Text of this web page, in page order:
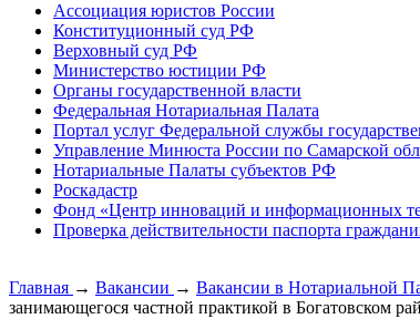
Ассоциация юристов России
Конституционный суд РФ
Верховный суд РФ
Министерство юстиции РФ
Органы государственной власти
Федеральная Нотариальная Палата
Портал услуг Федеральной службы
Управление Минюста России по Самарской
Нотариальные Палаты субъектов РФ
Роскадастр
Фонд «Центр инноваций и информационных
Проверка действительности паспорта
Главная → Вакансии → Вакансии в Нотариальной
занимающегося частной практикой в Богатовском